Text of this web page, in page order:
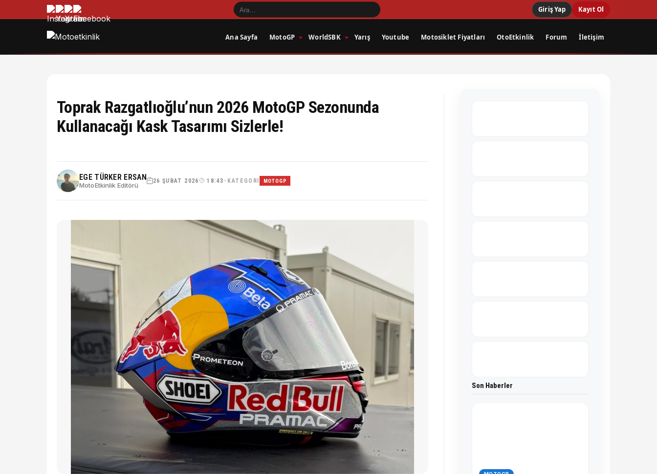
Giriş Yap Kayıt Ol
Ana Sayfa MotoGP WorldSBK Yarış Youtube Motosiklet Fiyatları OtoEtkinlik Forum İletişim
Toprak Razgatlıoğlu’nun 2026 MotoGP Sezonunda
Kullanacağı Kask Tasarımı Sizlerle!
EGE TÜRKER ERSAN
MotoEtkinlik Editörü
26 ŞUBAT 2026 18:43 • KATEGORI MOTOGP
Son Haberler